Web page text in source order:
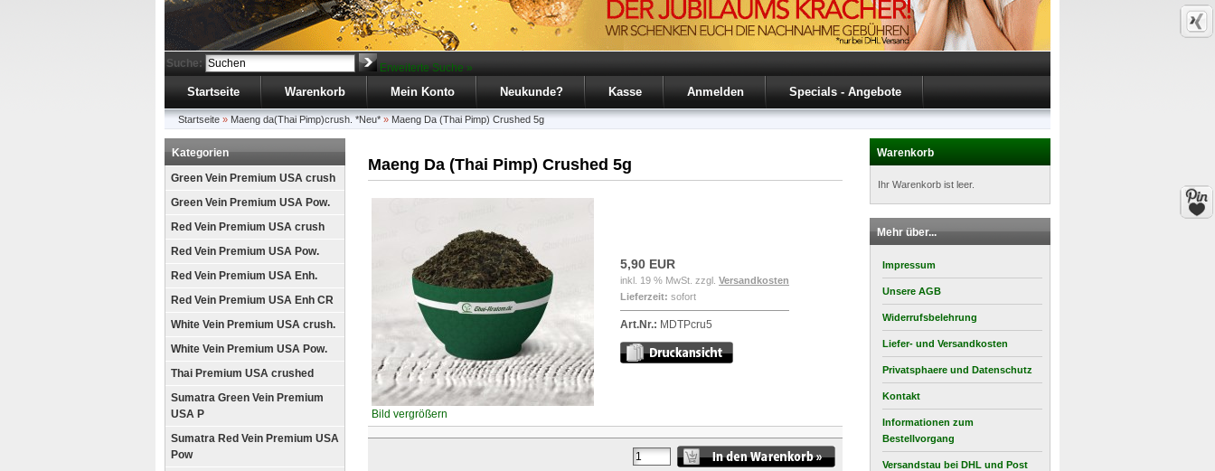
Suche: Erweiterte Suche »
Startseite Warenkorb Mein Konto Neukunde? Kasse Anmelden Specials - Angebote
Startseite » Maeng da(Thai Pimp)crush. *Neu* » Maeng Da (Thai Pimp) Crushed 5g
Kategorien
Green Vein Premium USA crush
Green Vein Premium USA Pow.
Red Vein Premium USA crush
Red Vein Premium USA Pow.
Red Vein Premium USA Enh.
Red Vein Premium USA Enh CR
White Vein Premium USA crush.
White Vein Premium USA Pow.
Thai Premium USA crushed
Sumatra Green Vein Premium
USA P
Sumatra Red Vein Premium USA
Pow
Maeng Da (Thai Pimp) Crushed 5g
Bild vergrößern
5,90 EUR
inkl. 19 % MwSt. zzgl. Versandkosten
Lieferzeit: sofort
Art.Nr.: MDTPcru5
Warenkorb
Ihr Warenkorb ist leer.
Mehr über...
Impressum
Unsere AGB
Widerrufsbelehrung
Liefer- und Versandkosten
Privatsphaere und Datenschutz
Kontakt
Informationen zum
Bestellvorgang
Versandstau bei DHL und Post